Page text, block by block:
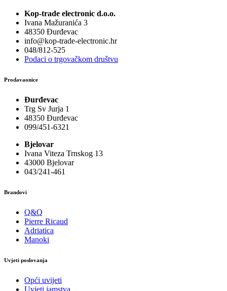
Kop-trade electronic d.o.o.
Ivana Mažuranića 3
48350 Đurđevac
info@kop-trade-electronic.hr
048/812-525
Podaci o trgovačkom društvu
Prodavaonice
Đurđevac
Trg Sv Jurja 1
48350 Đurđevac
099/451-6321
Bjelovar
Ivana Viteza Trnskog 13
43000 Bjelovar
043/241-461
Brandovi
Q&Q
Pierre Ricaud
Adriatica
Manoki
Uvjeti poslovanja
Opći uvijeti
Uvjeti jamstva